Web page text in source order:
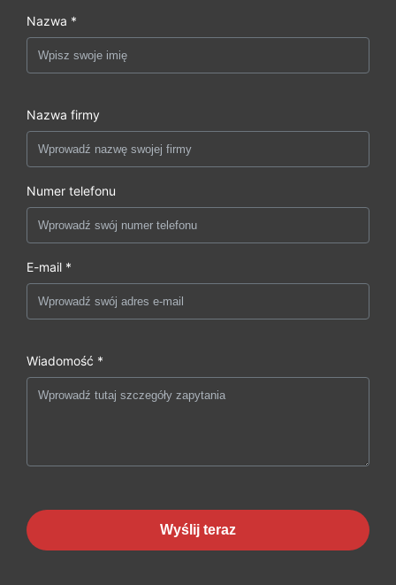
Nazwa *
Nazwa firmy
Numer telefonu
E-mail *
Wiadomość *
Wyślij teraz